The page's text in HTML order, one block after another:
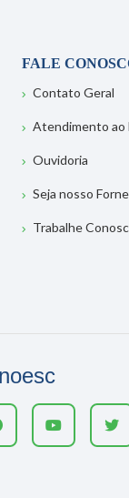
FALE
Contato Geral
Atendimento ao
Ouvidoria
Seja nosso
Trabalhe